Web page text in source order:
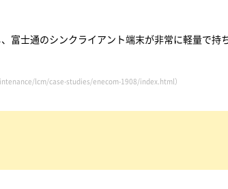
富士通のシンクライアント端末が非常に軽量で持
lcm/case-studies/enecom-1908/index.html）